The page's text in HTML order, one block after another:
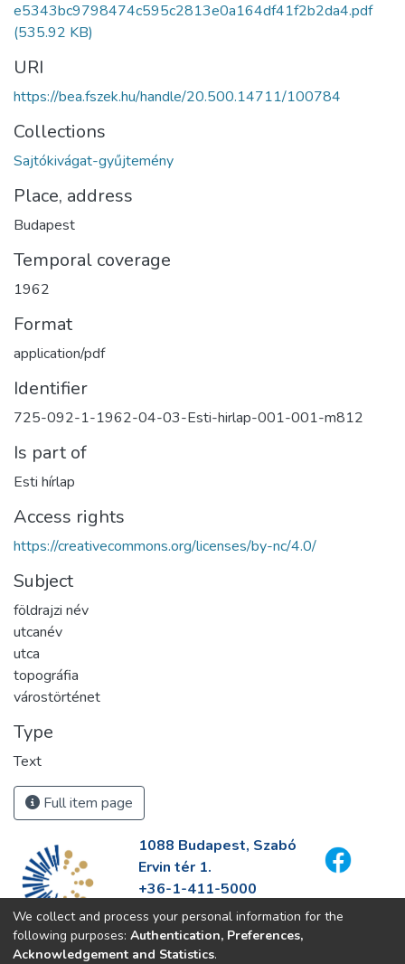
e5343bc9798474c595c2813e0a164df41f2b2da4.pdf
(535.92 KB)
URI
https://bea.fszek.hu/handle/20.500.14711/100784
Collections
Sajtókivágat-gyűjtemény
Place, address
Budapest
Temporal coverage
1962
Format
application/pdf
Identifier
725-092-1-1962-04-03-Esti-hirlap-001-001-m812
Is part of
Esti hírlap
Access rights
https://creativecommons.org/licenses/by-nc/4.0/
Subject
földrajzi név
utcanév
utca
topográfia
várostörténet
Type
Text
Full item page
1088 Budapest, Szabó
Ervin tér 1.
+36-1-411-5000
info@fszek.hu
https://fszek.hu
We collect and process your personal information for the
following purposes: Authentication, Preferences,
Acknowledgement and Statistics.